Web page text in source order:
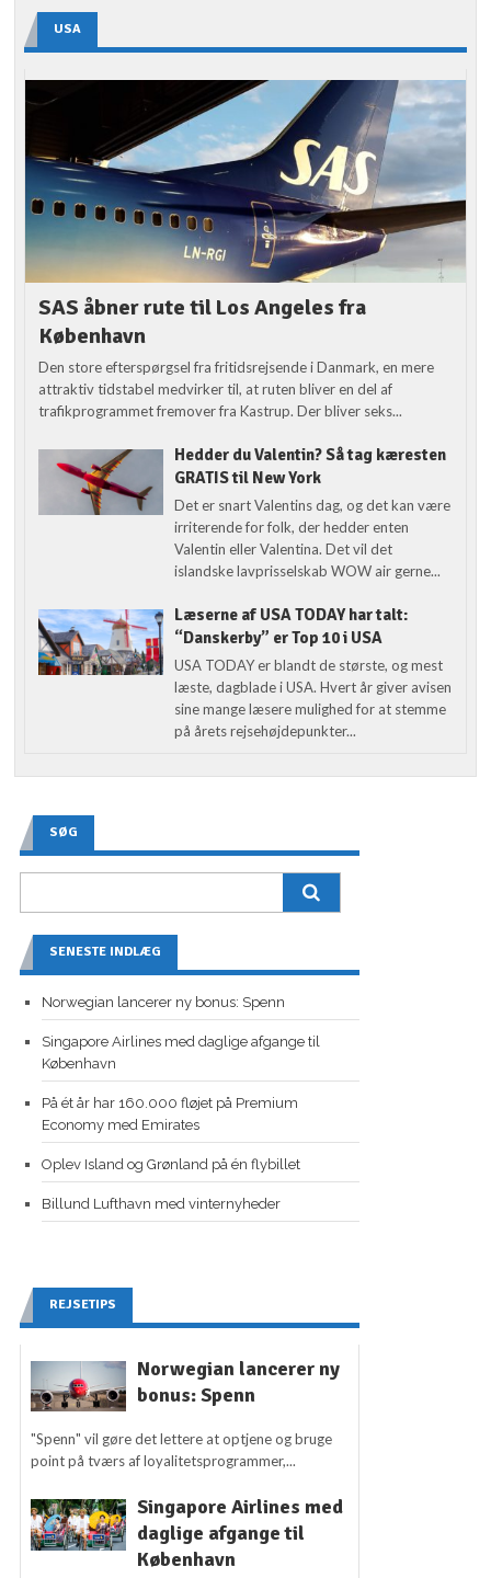
USA
SAS åbner rute til Los Angeles fra
København
Den store efterspørgsel fra fritidsrejsende i Danmark, en mere
attraktiv tidstabel medvirker til, at ruten bliver en del af
trafikprogrammet fremover fra Kastrup. Der bliver seks...
Hedder du Valentin? Så tag kæresten
GRATIS til New York
Det er snart Valentins dag, og det kan være
irriterende for folk, der hedder enten
Valentin eller Valentina. Det vil det
islandske lavprisselskab WOW air gerne...
Læserne af USA TODAY har talt:
“Danskerby” er Top 10 i USA
USA TODAY er blandt de største, og mest
læste, dagblade i USA. Hvert år giver avisen
sine mange læsere mulighed for at stemme
på årets rejsehøjdepunkter...
SØG
SENESTE INDLÆG
Norwegian lancerer ny bonus: Spenn
Singapore Airlines med daglige afgange til
København
På ét år har 160.000 fløjet på Premium
Economy med Emirates
Oplev Island og Grønland på én flybillet
Billund Lufthavn med vinternyheder
REJSETIPS
Norwegian lancerer ny
bonus: Spenn
"Spenn" vil gøre det lettere at optjene og bruge
point på tværs af loyalitetsprogrammer,...
Singapore Airlines med
daglige afgange til
København